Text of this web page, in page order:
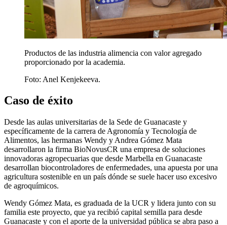
Productos de las industria alimencia con valor agregado
proporcionado por la academia.
Foto: Anel Kenjekeeva.
Caso de éxito
Desde las aulas universitarias de la Sede de Guanacaste y
específicamente de la carrera de Agronomía y Tecnología de
Alimentos, las hermanas Wendy y Andrea Gómez Mata
desarrollaron la firma BioNovusCR una empresa de soluciones
innovadoras agropecuarias que desde Marbella en Guanacaste
desarrollan biocontroladores de enfermedades, una apuesta por una
agricultura sostenible en un país dónde se suele hacer uso excesivo
de agroquímicos.
Wendy Gómez Mata, es graduada de la UCR y lidera junto con su
familia este proyecto, que ya recibió capital semilla para desde
Guanacaste y con el aporte de la universidad pública se abra paso a